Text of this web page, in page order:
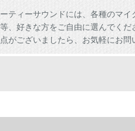
ティーサウンドには、各種のマ
、好きな方をご自由に選んでく
がございましたら、お気軽にお問